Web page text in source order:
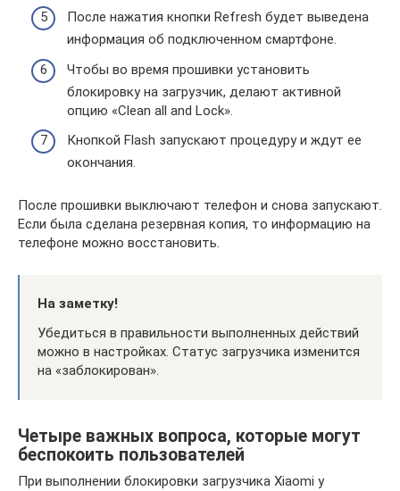
После нажатия кнопки Refresh будет выведена
информация об подключенном смартфоне.
Чтобы во время прошивки установить
блокировку на загрузчик, делают активной
опцию «Clean all and Lock».
Кнопкой Flash запускают процедуру и ждут ее
окончания.
После прошивки выключают телефон и снова запускают.
Если была сделана резервная копия, то информацию на
телефоне можно восстановить.
На заметку!
Убедиться в правильности выполненных действий
можно в настройках. Статус загрузчика изменится
на «заблокирован».
Четыре важных вопроса, которые могут
беспокоить пользователей
При выполнении блокировки загрузчика Xiaomi у